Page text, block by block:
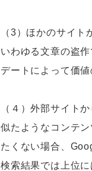
（3）ほかのサイ
いわゆる文章の盗
デートによって価
（４）外部サイト
似たようなコンテ
たくない場合、
検索結果では上位に